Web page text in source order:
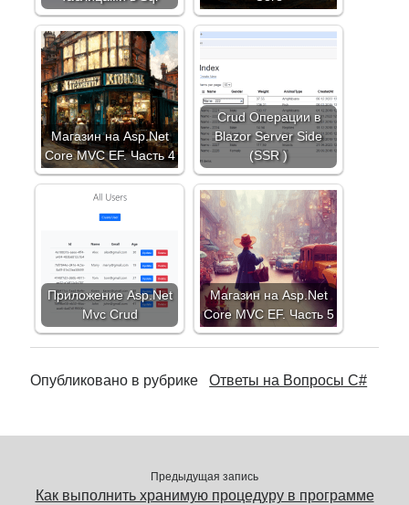
Магазин на Asp.Net
Core MVC EF. Часть 4
Crud Операции в
Blazor Server Side
(SSR )
Приложение Asp.Net
Mvc Crud
Магазин на Asp.Net
Core MVC EF. Часть 5
Опубликовано в рубрике Ответы на Вопросы C#
Предыдущая запись
Как выполнить хранимую процедуру в программе